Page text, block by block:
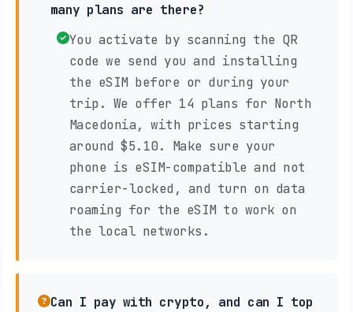
many plans are there?
You activate by scanning the QR
code we send you and installing
the eSIM before or during your
trip. We offer 14 plans for North
Macedonia, with prices starting
around $5.10. Make sure your
phone is eSIM-compatible and not
carrier-locked, and turn on data
roaming for the eSIM to work on
the local networks.
Can I pay with crypto, and can I top